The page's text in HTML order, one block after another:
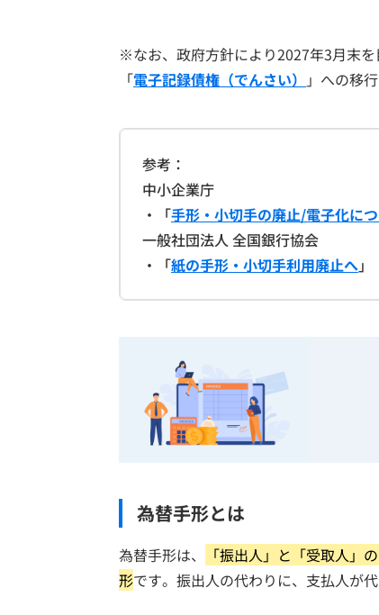
※なお、政府方針により2027年3月末
「電子記録債権（でんさい） 」への移
参考：
中小企業庁
・「手形・小切手の廃止/電子化に
一般社団法人 全国銀行協会
・「紙の手形・小切手利用廃止へ」
為替手形とは
為替手形は、
「振出人」と「受取人」
形です。振出人の代わりに、支払人が代